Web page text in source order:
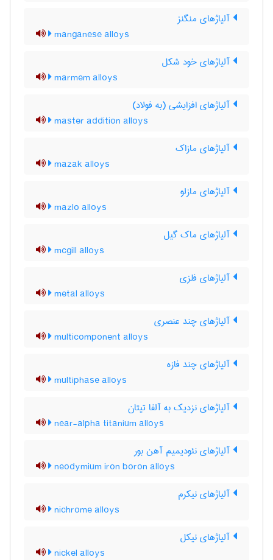
آلیاژهای منگنز
manganese alloys
آلیاژهای خود شکل
marmem alloys
آلیاژهای افزایشی (به فولاد)
master addition alloys
آلیاژهای مازاک
mazak alloys
آلیاژهای مازلو
mazlo alloys
آلیاژهای ماک گیل
mcgill alloys
آلیاژهای فلزی
metal alloys
آلیاژهای چند عنصری
multicomponent alloys
آلیاژهای چند فازه
multiphase alloys
آلیاژهای نزدیک به آلفا تیتان
near-alpha titanium alloys
آلیاژهای نئودیمیم آهن بور
neodymium iron boron alloys
آلیاژهای نیکرم
nichrome alloys
آلیاژهای نیکل
nickel alloys